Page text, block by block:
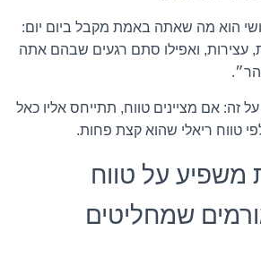
הוא מה שאתה באמת מקבל ביום יום:
עצירות, ואפילו סתם רגעים שבהם אתה
זה: אם מציינים טווח, תתייחס אליו כאל
טווח ריאלי שהוא קצת פחות.
על טווח
9 גורמים שמחליטים